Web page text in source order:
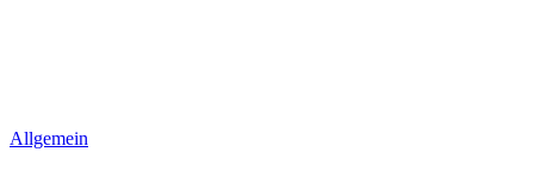
Allgemein